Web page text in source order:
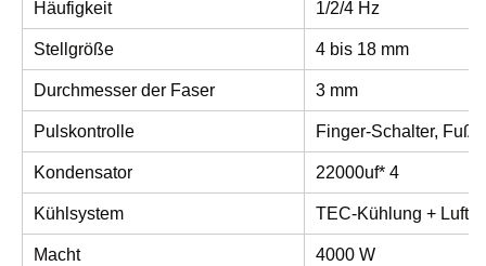
Häufigkeit 1/2/4 Hz
Stellgröße 4 bis 18 mm
Durchmesser der Faser 3 mm
Pulskontrolle Finger-Schalter,
Kondensator 22000uf* 4
Kühlsystem TEC-Kühlung +
Macht 4000 W